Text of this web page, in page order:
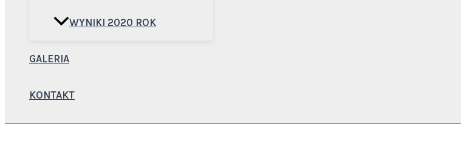
WYNIKI 2020 ROK
GALERIA
KONTAKT